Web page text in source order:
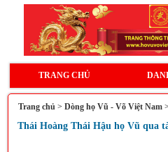
TRANG CHỦ
Trang chủ>Dòng họ Vũ - Võ Việt Nam
Thái Hoàng Thái Hậu họ Vũ qua